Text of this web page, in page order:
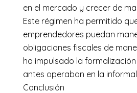
en el mercado y crecer de
Este régimen ha permitido
emprendedores puedan
obligaciones fiscales de
ha impulsado la
antes operaban en la
Conclusión